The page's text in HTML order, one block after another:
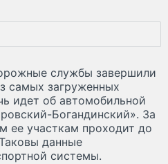
службы завершили
самых загруженных
идет об автомобильной
Богандинский». За
ее участкам проходит до
данные
системы.